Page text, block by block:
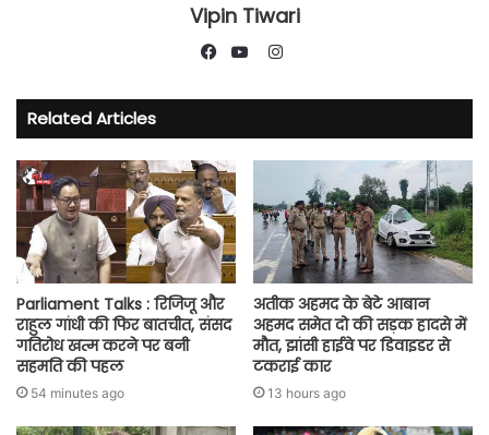
Vipin Tiwari
Instagram
Related Articles
Parliament Talks : रिजिजू और
राहुल गांधी की फिर बातचीत, संसद
गतिरोध खत्म करने पर बनी
सहमति की पहल
54 minutes ago
अतीक अहमद के बेटे आबान
अहमद समेत दो की सड़क हादसे में
मौत, झांसी हाईवे पर डिवाइडर से
टकराई कार
13 hours ago